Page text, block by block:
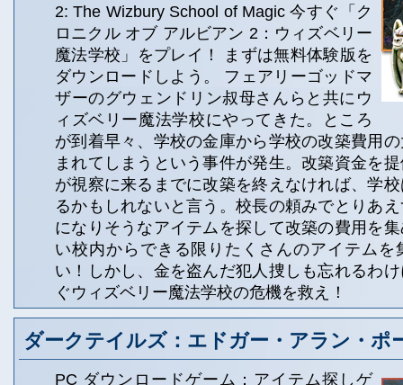
2: The Wizbury School of Magic 今すぐ「ク
ロニクル オブ アルビアン 2：ウィズベリー
魔法学校」をプレイ！ まずは無料体験版を
ダウンロードしよう。 フェアリーゴッドマ
ザーのグウェンドリン叔母さんらと共にウ
ィズベリー魔法学校にやってきた。ところ
が到着早々、学校の金庫から学校の改築費用
まれてしまうという事件が発生。改築資金を
が視察に来るまでに改築を終えなければ、学
るかもしれないと言う。校長の頼みでとりあ
になりそうなアイテムを探して改築の費用を
い校内からできる限りたくさんのアイテムを
い！しかし、金を盗んだ犯人捜しも忘れるわ
ぐウィズベリー魔法学校の危機を救え！
ダークテイルズ：エドガー・アラン・ポ
PC ダウンロードゲーム：アイテム探しゲ